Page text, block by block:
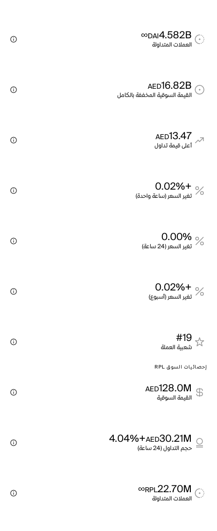
4.582B
DAI
∞
العملات المتداولة
16.82B
AED
القيمة السوقية المخففة بالكامل
13.47
AED
أعلى قيمة تداول
+0.02%
تغير السعر (ساعة واحدة)
0.00%
تغير السعر (24 ساعة)
+0.02%
تغير السعر (أسبوع)
#19
شعبية العملة
إحصائيات السوق RPL
128.0M
AED
القيمة السوقية
30.21M
AED
+4.04%
حجم التداول (24 ساعة)
22.70M
RPL
∞
العملات المتداولة